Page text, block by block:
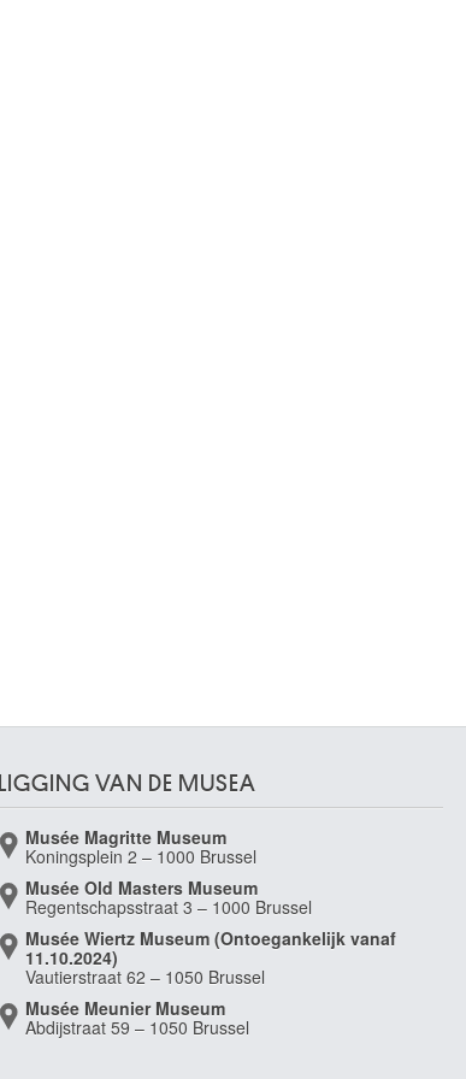
LIGGING VAN DE MUSEA
Musée Magritte Museum
Koningsplein 2 – 1000 Brussel
Musée Old Masters Museum
Regentschapsstraat 3 – 1000 Brussel
Musée Wiertz Museum (Ontoegankelijk vanaf
11.10.2024)
Vautierstraat 62 – 1050 Brussel
Musée Meunier Museum
Abdijstraat 59 – 1050 Brussel